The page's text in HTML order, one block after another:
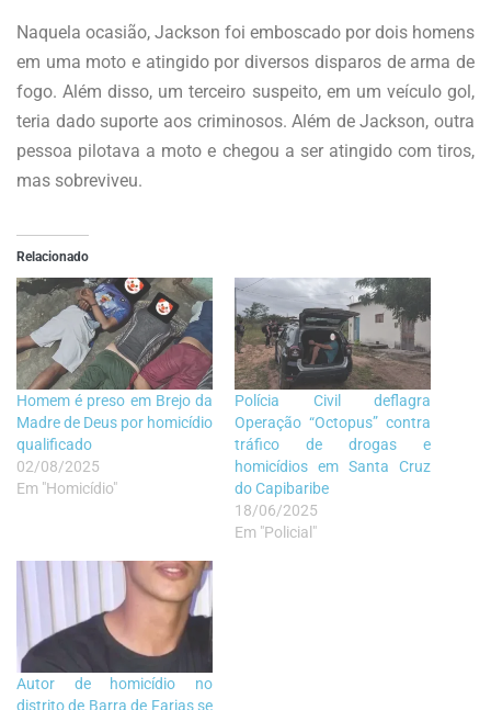
Naquela ocasião, Jackson foi emboscado por dois homens
em uma moto e atingido por diversos disparos de arma de
fogo. Além disso, um terceiro suspeito, em um veículo gol,
teria dado suporte aos criminosos. Além de Jackson, outra
pessoa pilotava a moto e chegou a ser atingido com tiros,
mas sobreviveu.
Relacionado
Homem é preso em Brejo da
Madre de Deus por homicídio
qualificado
02/08/2025
Em "Homicídio"
Polícia Civil deflagra
Operação “Octopus” contra
tráfico de drogas e
homicídios em Santa Cruz
do Capibaribe
18/06/2025
Em "Policial"
Autor de homicídio no
distrito de Barra de Farias se